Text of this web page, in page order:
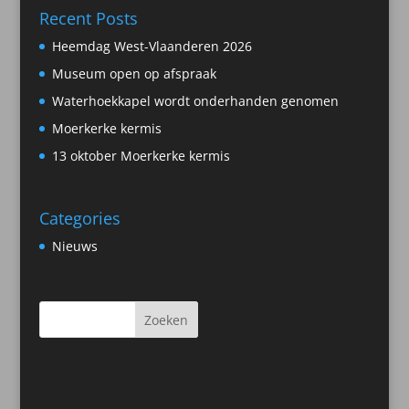
Recent Posts
Heemdag West-Vlaanderen 2026
Museum open op afspraak
Waterhoekkapel wordt onderhanden genomen
Moerkerke kermis
13 oktober Moerkerke kermis
Categories
Nieuws